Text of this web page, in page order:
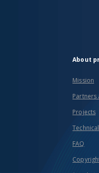
About
Mission
Partners
Projects
FAQ